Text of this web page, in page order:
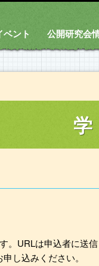
ント 公開研究会
。URLは申込者に送
し込みください。